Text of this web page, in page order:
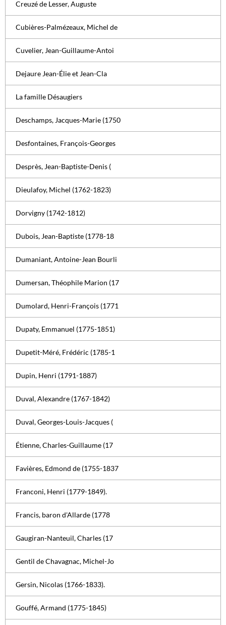
Creuzé de Lesser, Auguste
Cubières-Palmézeaux, Michel de
Cuvelier, Jean-Guillaume-Antoi
Dejaure Jean-Élie et Jean-Cla
La famille Désaugiers
Deschamps, Jacques-Marie (1750
Desfontaines, François-Georges
Desprès, Jean-Baptiste-Denis (
Dieulafoy, Michel (1762-1823)
Dorvigny (1742-1812)
Dubois, Jean-Baptiste (1778-18
Dumaniant, Antoine-Jean Bourli
Dumersan, Théophile Marion (17
Dumolard, Henri-François (1771
Dupaty, Emmanuel (1775-1851)
Dupetit-Méré, Frédéric (1785-1
Dupin, Henri (1791-1887)
Duval, Alexandre (1767-1842)
Duval, Georges-Louis-Jacques (
Étienne, Charles-Guillaume (17
Favières, Edmond de (1755-1837
Franconi, Henri (1779-1849).
Francis, baron d'Allarde (1778
Gaugiran-Nanteuil, Charles (17
Gentil de Chavagnac, Michel-Jo
Gersin, Nicolas (1766-1833).
Gouffé, Armand (1775-1845)